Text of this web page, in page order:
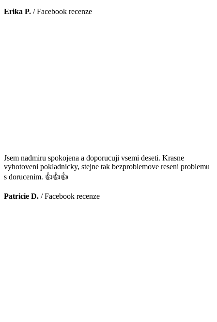
Erika P. /Facebook recenze
Jsem nadmiru spokojena a doporucuji vsemi deseti. Krasne
vyhotoveni pokladnicky, stejne tak bezproblemove reseni problemu
s dorucenim. 👍👍👍
Patricie D. /Facebook recenze